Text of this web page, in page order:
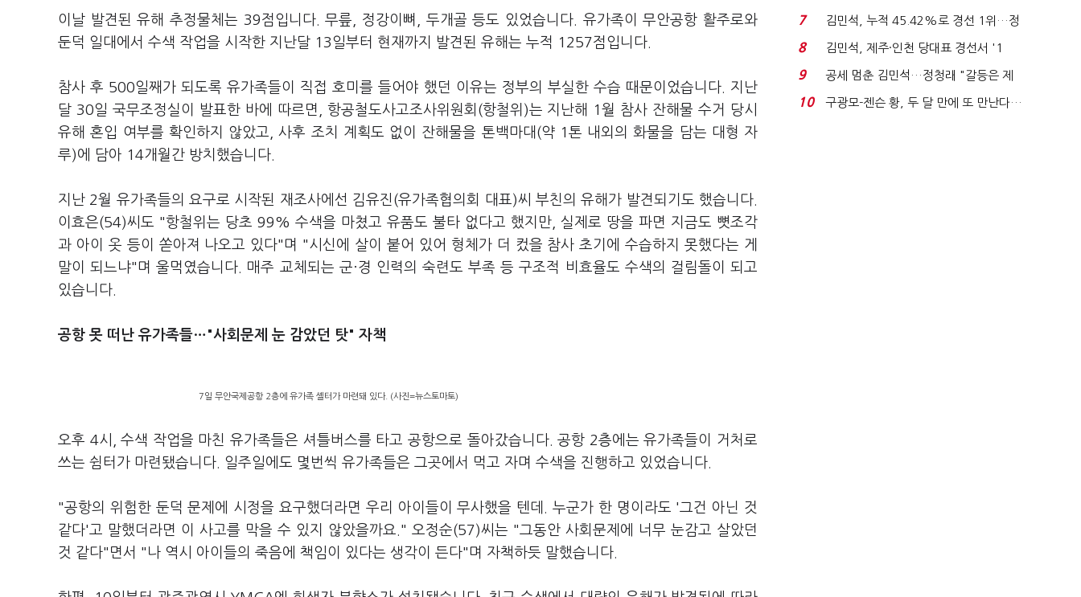
이날 발견된 유해 추정물체는 39점입니다. 무릎, 정강이뼈, 두개골 등도 있었습니다. 유가족이 무안공항 활주로와
둔덕 일대에서 수색 작업을 시작한 지난달 13일부터 현재까지 발견된 유해는 누적 1257점입니다.
참사 후 500일째가 되도록 유가족들이 직접 호미를 들어야 했던 이유는 정부의 부실한 수습 때문이었습니다. 지난
달 30일 국무조정실이 발표한 바에 따르면, 항공철도사고조사위원회(항철위)는 지난해 1월 참사 잔해물 수거 당시
유해 혼입 여부를 확인하지 않았고, 사후 조치 계획도 없이 잔해물을 톤백마대(약 1톤 내외의 화물을 담는 대형 자
루)에 담아 14개월간 방치했습니다.
지난 2월 유가족들의 요구로 시작된 재조사에선 김유진(유가족협의회 대표)씨 부친의 유해가 발견되기도 했습니다.
이효은(54)씨도 "항철위는 당초 99% 수색을 마쳤고 유품도 불타 없다고 했지만, 실제로 땅을 파면 지금도 뼛조각
과 아이 옷 등이 쏟아져 나오고 있다"며 "시신에 살이 붙어 있어 형체가 더 컸을 참사 초기에 수습하지 못했다는 게
말이 되느냐"며 울먹였습니다. 매주 교체되는 군·경 인력의 숙련도 부족 등 구조적 비효율도 수색의 걸림돌이 되고
있습니다.
공항 못 떠난 유가족들…"사회문제 눈 감았던 탓" 자책
7일 무안국제공항 2층에 유가족 셸터가 마련돼 있다. (사진=뉴스토마토)
오후 4시, 수색 작업을 마친 유가족들은 셔틀버스를 타고 공항으로 돌아갔습니다. 공항 2층에는 유가족들이 거처로
쓰는 쉼터가 마련됐습니다. 일주일에도 몇번씩 유가족들은 그곳에서 먹고 자며 수색을 진행하고 있었습니다.
"공항의 위험한 둔덕 문제에 시정을 요구했더라면 우리 아이들이 무사했을 텐데. 누군가 한 명이라도 '그건 아닌 것
같다'고 말했더라면 이 사고를 막을 수 있지 않았을까요." 오정순(57)씨는 "그동안 사회문제에 너무 눈감고 살았던
것 같다"면서 "나 역시 아이들의 죽음에 책임이 있다는 생각이 든다"며 자책하듯 말했습니다.
'1위 탈환'(종합)...
7
김민석, 누적 45.42%로 경선 1위…정
청래와 격차 0.86%p(...
8
김민석, 제주·인천 당대표 경선서 '1
위'(1보)...
9
공세 멈춘 김민석…정청래 "갈등은 제
가 수습"
10
구광모-젠슨 황, 두 달 만에 또 만난다…